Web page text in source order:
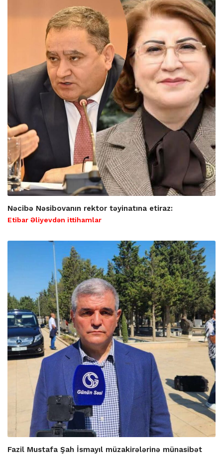
Nəcibə Nəsibovanın rektor təyinatına etiraz:
Etibar Əliyevdən ittihamlar
Fazil Mustafa Şah İsmayıl müzakirələrinə münasibət